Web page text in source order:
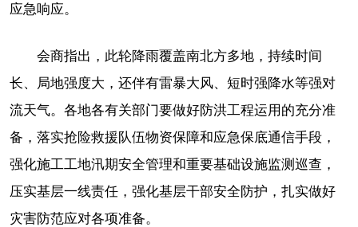
应急响应。
会商指出，此轮降雨覆盖南北方多地，持续时间
长、局地强度大，还伴有雷暴大风、短时强降水等强对
流天气。各地各有关部门要做好防洪工程运用的充分准
备，落实抢险救援队伍物资保障和应急保底通信手段，
强化施工工地汛期安全管理和重要基础设施监测巡查，
压实基层一线责任，强化基层干部安全防护，扎实做好
灾害防范应对各项准备。